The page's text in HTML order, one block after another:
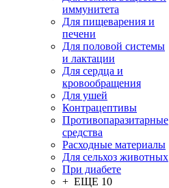
иммунитета
Для пищеварения и
печени
Для половой системы
и лактации
Для сердца и
кровообращения
Для ушей
Контрацептивы
Противопаразитарные
средства
Расходные материалы
Для сельхоз животных
При диабете
+ ЕЩЕ 10